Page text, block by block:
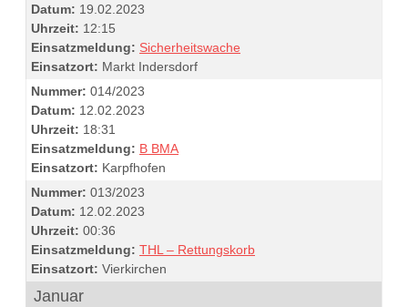
Datum: 19.02.2023
Uhrzeit: 12:15
Einsatzmeldung: Sicherheitswache
Einsatzort: Markt Indersdorf
Nummer: 014/2023
Datum: 12.02.2023
Uhrzeit: 18:31
Einsatzmeldung: B BMA
Einsatzort: Karpfhofen
Nummer: 013/2023
Datum: 12.02.2023
Uhrzeit: 00:36
Einsatzmeldung: THL – Rettungskorb
Einsatzort: Vierkirchen
Januar